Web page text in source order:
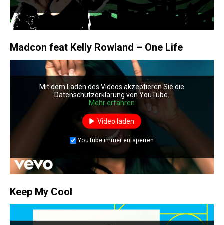
Madcon feat Kelly Rowland – One Life
Mit dem Laden des Videos akzeptieren Sie die
Datenschutzerklärung von YouTube.
Mehr erfahren
Video laden
YouTube immer entsperren
Keep My Cool